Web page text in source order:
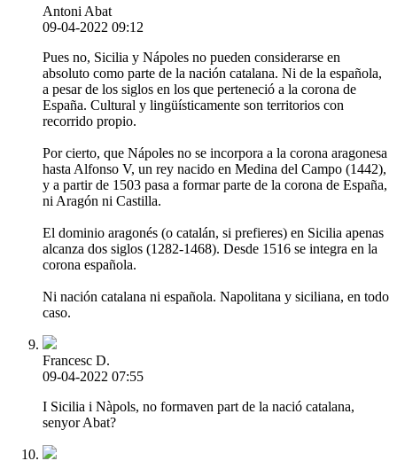
Antoni Abat
09-04-2022 09:12
Pues no, Sicilia y Nápoles no pueden considerarse en
absoluto como parte de la nación catalana. Ni de la española,
a pesar de los siglos en los que perteneció a la corona de
España. Cultural y lingüísticamente son territorios con
recorrido propio.
Por cierto, que Nápoles no se incorpora a la corona aragonesa
hasta Alfonso V, un rey nacido en Medina del Campo (1442),
y a partir de 1503 pasa a formar parte de la corona de España,
ni Aragón ni Castilla.
El dominio aragonés (o catalán, si prefieres) en Sicilia apenas
alcanza dos siglos (1282-1468). Desde 1516 se integra en la
corona española.
Ni nación catalana ni española. Napolitana y siciliana, en todo
caso.
Francesc D.
09-04-2022 07:55
I Sicilia i Nàpols, no formaven part de la nació catalana,
senyor Abat?